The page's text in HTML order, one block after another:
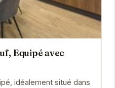
Equipé avec
idéalement situé dans